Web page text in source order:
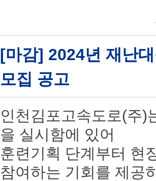
[마감] 2024년 재난
모집 공고
인천김포고속도로(주)
을 실시함에 있어
훈련기획 단계부터 현
참여하는 기회를 제공